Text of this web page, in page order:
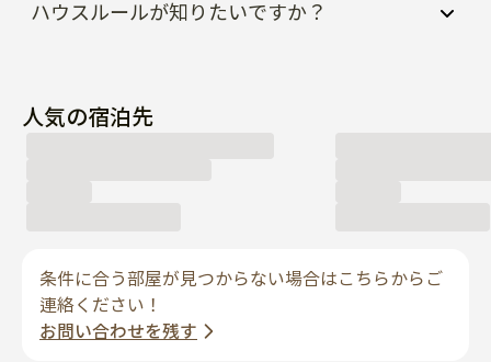
ハウスルールが知りたいですか？
人気の宿泊先
条件に合う部屋が見つからない場合はこちらからご
連絡ください！
お問い合わせを残す